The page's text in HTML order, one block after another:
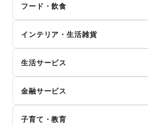
レディースファッション
ユニセックス
インナー・ルームウェア
キッズ・ベビー・マタニティ
スポーツ
シーズナルウェア
腕時計
靴
バッグ・革小物
フード・飲食
和菓子
パン
お弁当・惣菜
軽食・ホットスナック
コーヒー・紅茶
その他飲料
食材・調味料
インテリア・生活雑貨
寝具・ベッド
家具・家電
キッチン雑貨・調理器具
掃除用品・生活便利品
文房具
手芸・ハンドメイド
生活サービス
インターネット・プロバイダ
電気・ガス
ウォーターサーバー
金融サービス
保険
子育て・教育